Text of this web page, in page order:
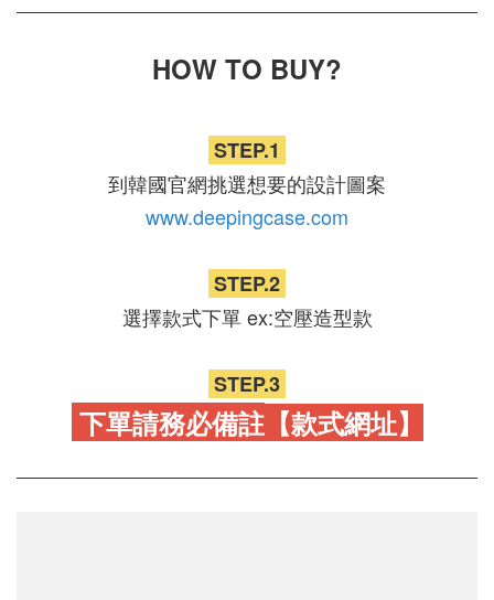
HOW TO BUY?
STEP.1
到韓國官網挑選想要的設計圖案
www.deepingcase.com
STEP.2
選擇款式下單 ex:空壓造型款
STEP.3
下單請務必備註【款式網址】